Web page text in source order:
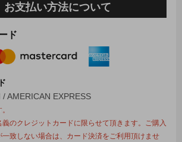
お支払い方法について
ド
AMERICAN EXPRESS
のクレジットカードに限らせて頂きます。ご購入
致しない場合は、カード決済をご利用頂けませ